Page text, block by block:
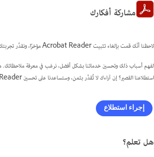
مشاركة أفكارك
لاحظنا أنّك قمت بإلغاء تثبيت Acrobat Reader مؤخرًا، ونقدِّر تجربتك في استخدام تطبيقنا.
لفهم أسباب ذلك وتحسين خدماتنا بشكل أفضل، نرغب في معرفة ملاحظاتك.
استطلاعنا القصير؟ إن آراءك لا تُقدَّر بثمن، وستساعدنا على تحسين Acrobat Reader لك وللآخرين.
إجراء استطلاع
هل تعلم؟